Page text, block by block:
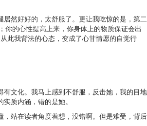
然好好的，太舒服了。更让我吃惊的是，第二
你的心性提高上来，你身体上的物质保证会出
此我背法的心态，变成了心甘情愿的自觉行
文化。我马上感到不舒服，反击她，我的目地
质内涵，错的是她。
站在读者角度着想，没错啊。但是难受，背后